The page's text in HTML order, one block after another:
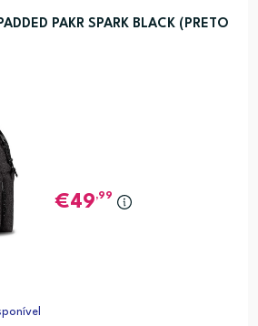
PAKR SPARK BLACK (PRETO
49,99